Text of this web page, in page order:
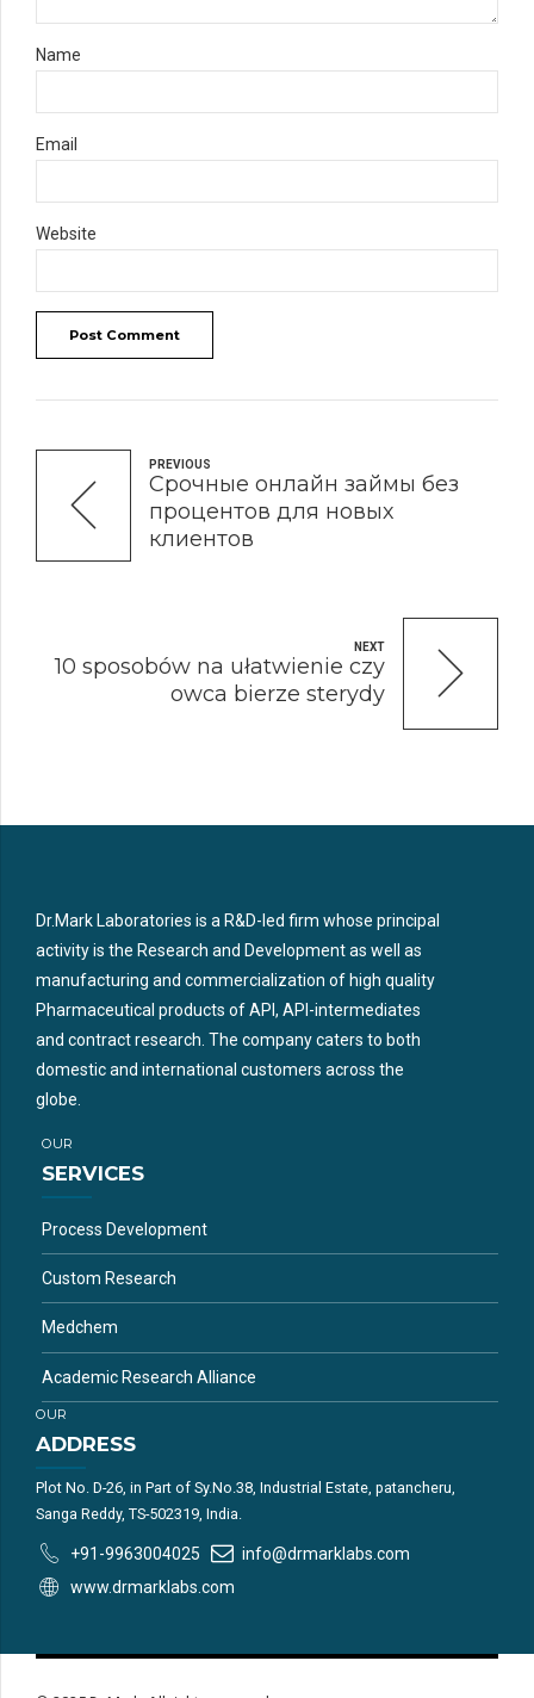
Name
Email
Website
Post Comment
PREVIOUS
Срочные онлайн займы без
процентов для новых
клиентов
NEXT
10 sposobów na ułatwienie czy
owca bierze sterydy
Dr.Mark Laboratories is a R&D-led firm whose principal
activity is the Research and Development as well as
manufacturing and commercialization of high quality
Pharmaceutical products of API, API-intermediates
and contract research. The company caters to both
domestic and international customers across the
globe.
OUR
SERVICES
Process Development
Custom Research
Medchem
Academic Research Alliance
OUR
ADDRESS
Plot No. D-26, in Part of Sy.No.38, Industrial Estate, patancheru,
Sanga Reddy, TS-502319, India.
+91-9963004025
info@drmarklabs.com
www.drmarklabs.com